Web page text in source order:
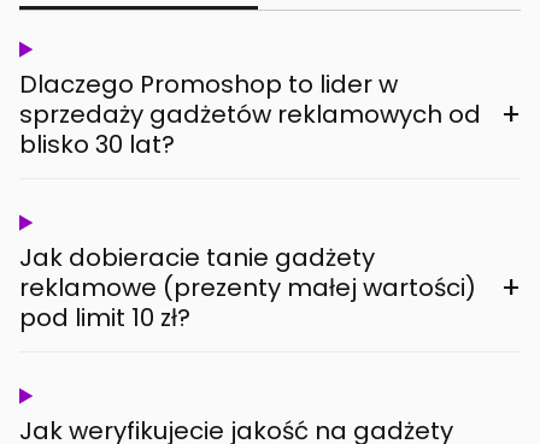
Dlaczego Promoshop to lider w
sprzedaży gadżetów reklamowych od
blisko 30 lat?
+
Jak dobieracie tanie gadżety
reklamowe (prezenty małej wartości)
pod limit 10 zł?
+
Jak weryfikujecie jakość na gadżety